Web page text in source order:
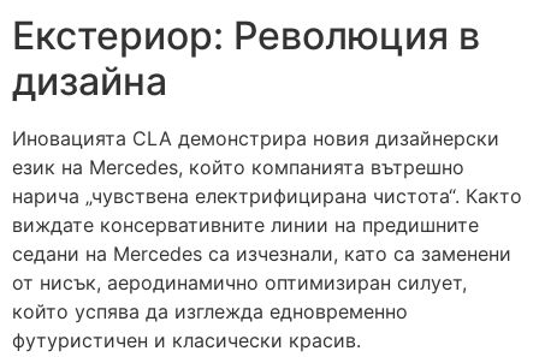
Екстериор: Революция в
дизайна
Иновацията CLA демонстрира новия дизайнерски
език на Mercedes, който компанията вътрешно
нарича „чувствена електрифицирана чистота“. Както
виждате консервативните линии на предишните
седани на Mercedes са изчезнали, като са заменени
от нисък, аеродинамично оптимизиран силует,
който успява да изглежда едновременно
футуристичен и класически красив.